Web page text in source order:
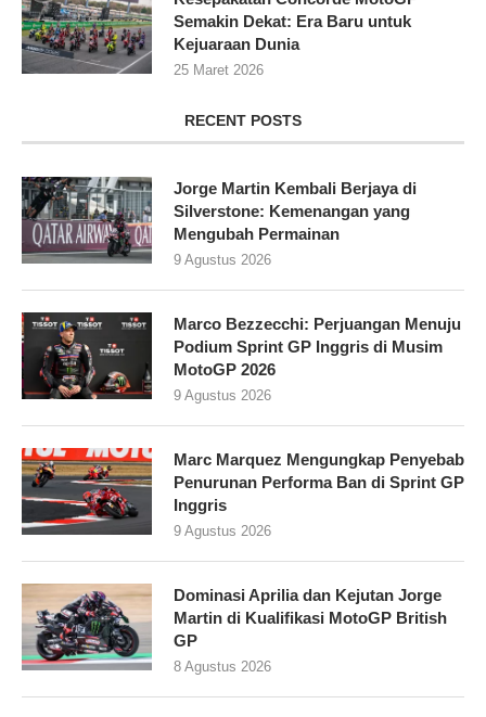
Semakin Dekat: Era Baru untuk
Kejuaraan Dunia
25 Maret 2026
RECENT POSTS
Jorge Martin Kembali Berjaya di
Silverstone: Kemenangan yang
Mengubah Permainan
9 Agustus 2026
Marco Bezzecchi: Perjuangan Menuju
Podium Sprint GP Inggris di Musim
MotoGP 2026
9 Agustus 2026
Marc Marquez Mengungkap Penyebab
Penurunan Performa Ban di Sprint GP
Inggris
9 Agustus 2026
Dominasi Aprilia dan Kejutan Jorge
Martin di Kualifikasi MotoGP British
GP
8 Agustus 2026